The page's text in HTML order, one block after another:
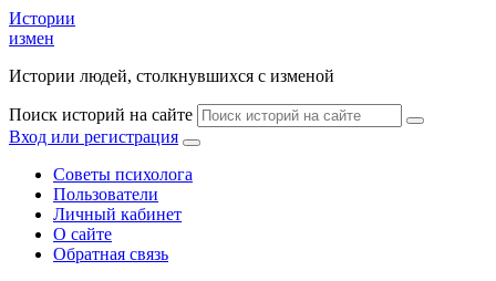
Истории
измен
Истории людей, столкнувшихся с изменой
Поиск историй на сайте
Вход или регистрация
Советы психолога
Пользователи
Личный кабинет
О сайте
Обратная связь